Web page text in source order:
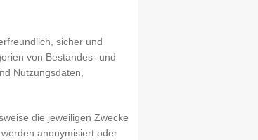
sicher und
von Bestandes- und
Nutzungsdaten,
die jeweiligen Zwecke
anonymisiert oder